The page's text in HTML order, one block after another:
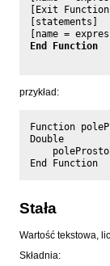
[Exit
[statements]
End Function
przykład:
Function
Double
Stała
Wartość tekstowa,
Składnia: